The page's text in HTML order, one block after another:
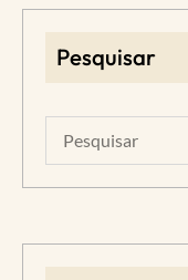
Pesquisar